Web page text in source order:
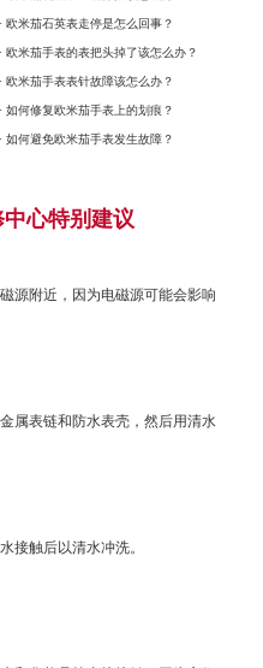
· 欧米茄石英表走停是怎么回事？
· 欧米茄手表的表把头掉了该怎么办？
· 欧米茄手表表针故障该怎么办？
· 如何修复欧米茄手表上的划痕？
· 如何避免欧米茄手表发生故障？
心特别建议
源附近，因为电磁源可能会影响
属表链和防水表壳，然后用清水
接触后以清水冲洗。